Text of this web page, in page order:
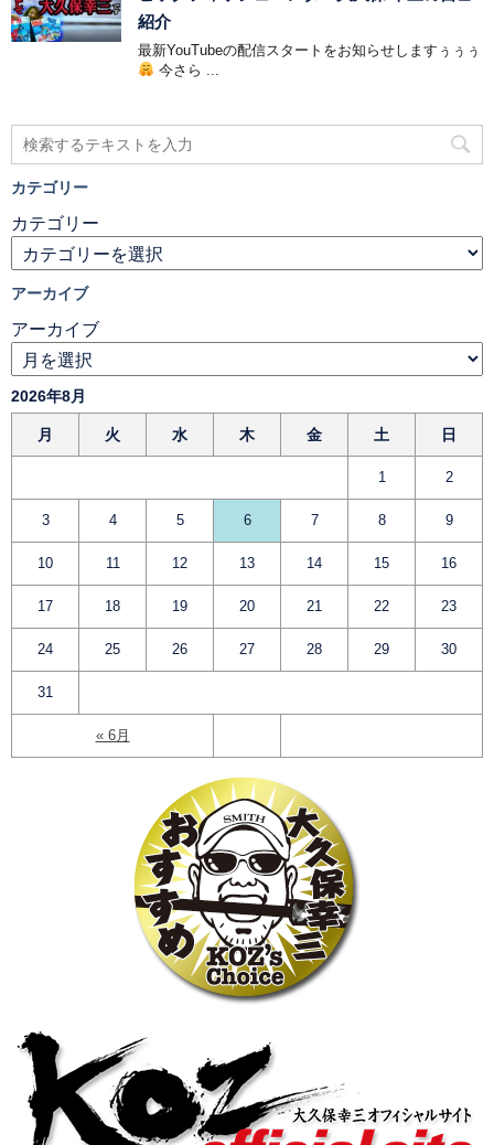
紹介
最新YouTubeの配信スタートをお知らせしますぅぅぅ
今さら ...
カテゴリー
カテゴリー
アーカイブ
アーカイブ
2026年8月
月 火 水 木 金 土 日
« 6月
1 2
3 4 5 6 7 8 9
10 11 12 13 14 15 16
17 18 19 20 21 22 23
24 25 26 27 28 29 30
31